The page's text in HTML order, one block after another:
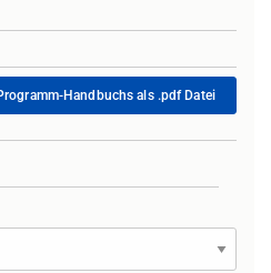
Handbuchs als .pdf Datei